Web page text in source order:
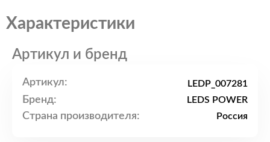
Характеристики
Артикул и бренд
Артикул: LEDP_007281
Бренд: LEDS POWER
Страна производителя: Россия